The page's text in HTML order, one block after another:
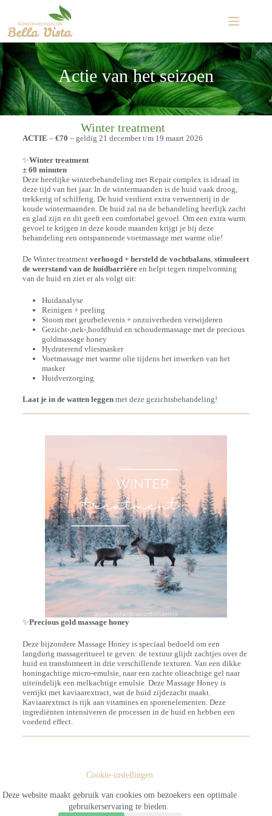
Cookie-instellingen
Deze website maakt gebruik van cookies om bezoekers een optimale
gebruikerservaring te bieden.
Actie van het seizoen
Winter treatment
ACTIE – €70 – geldig 21 december t/m 19 maart 2026
✨Winter treatment
± 60 minuten
Deze heerlijke winterbehandeling met Repair complex is ideaal in
deze tijd van het jaar. In de wintermaanden is de huid vaak droog,
trekkerig of schilferig. De huid verdient extra verwennerij in de
koude wintermaanden. De huid zal na de behandeling heerlijk zacht
en glad zijn en dit geeft een comfortabel gevoel. Om een extra warm
gevoel te krijgen in deze koude maanden krijgt je bij deze
behandeling een ontspannende voetmassage met warme olie!
De Winter treatment verhoogd + hersteld de vochtbalans, stimuleert
de weerstand van de huidbarriére en helpt tegen rimpelvorming
van de huid en ziet er als volgt uit:
Huidanalyse
Reinigen + peeling
Stoom met geurbelevenis + onzuiverheden verwijderen
Gezicht-,nek-,hoofdhuid en schoudermassage met de precious
goldmassage honey
Hydraterend vliesmasker
Voetmassage met warme olie tijdens het inwerken van het
masker
Huidverzorging
Laat je in de watten leggenmet deze gezichtsbehandeling!
✨Precious gold massage honey
Deze bijzondere Massage Honey is speciaal bedoeld om een
langdurig massageritueel te geven: de textuur glijdt zachtjes over de
huid en transformeert in drie verschillende texturen. Van een dikke
honingachtige micro-emulsie, naar een zachte olieachtige gel naar
uiteindelijk een melkachtige emulsie. Deze Massage Honey is
verrijkt met kaviaarextract, wat de huid zijdezacht maakt.
Kaviaarextract is rijk aan vitamines en sporenelementen. Deze
ingrediënten intensiveren de processen in de huid en hebben een
voedend effect.